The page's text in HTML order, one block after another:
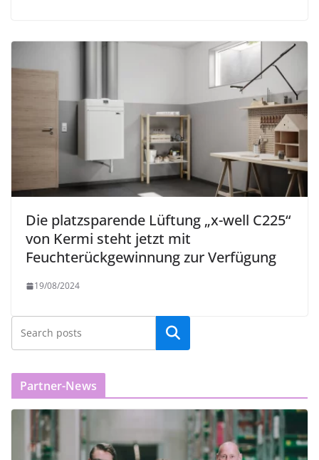
Die platzsparende Lüftung „x-well C225“
von Kermi steht jetzt mit
Feuchterückgewinnung zur Verfügung
19/08/2024
Partner-News